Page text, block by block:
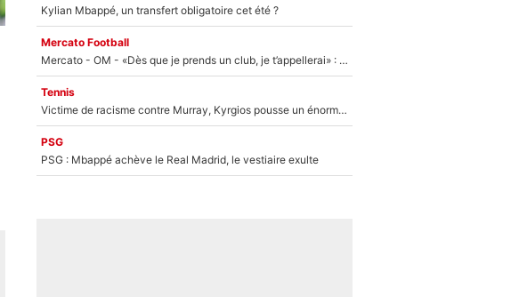
Kylian Mbappé, un transfert obligatoire cet été ?
Mercato Football
Mercato - OM - «Dès que je prends un club, je t’appellerai» : La promesse de Marcelino au moment de claquer la porte
Tennis
Victime de racisme contre Murray, Kyrgios pousse un énorme coup de gueule !
PSG
PSG : Mbappé achève le Real Madrid, le vestiaire exulte